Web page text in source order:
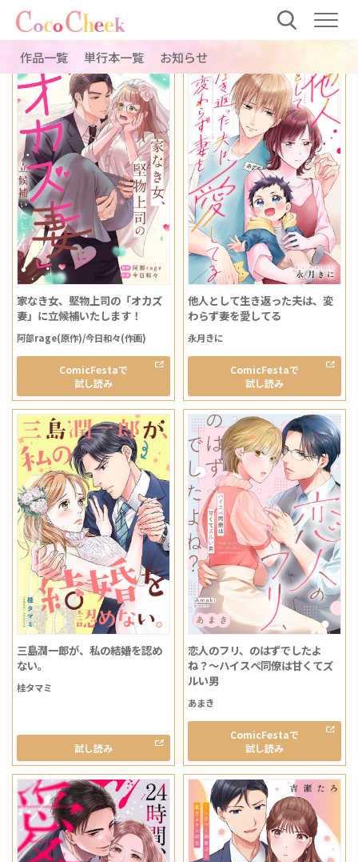
作品一覧 単行本一覧 お知らせ
作品一覧
家なき女、堅物上司の「オカズ
妻」に立候補いたします！
阿部rage(原作)/今日和々(作画)
ComicFestaで
試し読み
他人として生き返った夫は、変
わらず妻を愛してる
永月きに
ComicFestaで
試し読み
三島潤一郎が、私の結婚を認め
ない。
桂タマミ
試し読み
恋人のフリ、のはずでしたよ
ね？～ハイスぺ同僚は甘くてズ
ルい男
あまき
ComicFestaで
試し読み